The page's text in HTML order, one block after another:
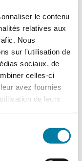
le contenu
relatives aux
Nous
sur l'utilisation de
sociaux, de
celles-ci
avez fournies
de leurs